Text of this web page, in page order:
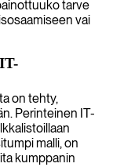
tarve
vai
on tehty,
Perinteinen IT-
malli, on
kumppanin